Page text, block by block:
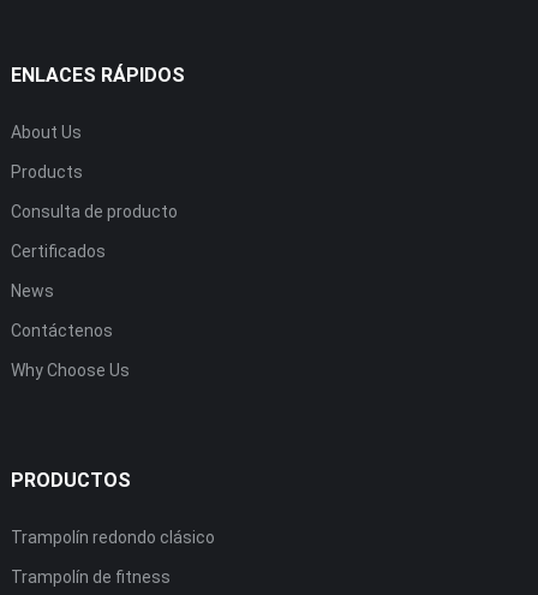
ENLACES RÁPIDOS
About Us
Products
Consulta de producto
Certificados
News
Contáctenos
Why Choose Us
PRODUCTOS
Trampolín redondo clásico
Trampolín de fitness